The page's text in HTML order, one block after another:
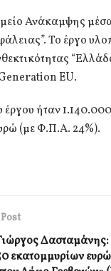
Ανάκαμψης
Το έργο
EU.
έργου ήταν
(με Φ.Π.Α. 24%).
εκατομμυρίων